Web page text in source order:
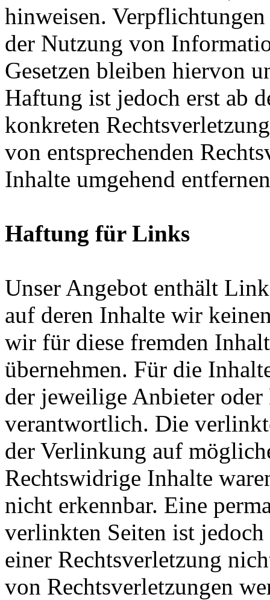
hinweisen.
der Nutzung von
Gesetzen bleiben hiervon
Haftung ist jedoch erst ab
konkreten
von entsprechenden
Inhalte umgehend
Haftung für Links
Unser Angebot enthält
auf deren Inhalte wir
wir für diese fremden
übernehmen. Für die
der jeweilige Anbieter oder
verantwortlich. Die
der Verlinkung auf
Rechtswidrige Inhalte
nicht erkennbar. Eine
verlinkten Seiten ist
einer Rechtsverletzung
von Rechtsverletzungen